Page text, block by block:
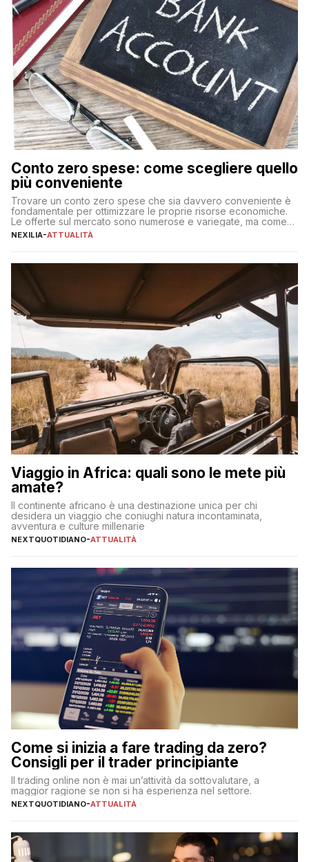
Conto zero spese: come scegliere quello
più conveniente
Trovare un conto zero spese che sia davvero conveniente è
fondamentale per ottimizzare le proprie risorse economiche.
Le offerte sul mercato sono numerose e variegate, ma come
individuare quella più adatta alle proprie esigenze senza
sul […]
NEXILIA-ATTUALITÀ
Viaggio in Africa: quali sono le mete più
amate?
Il continente africano è una destinazione unica per chi
desidera un viaggio che coniughi natura incontaminata,
avventura e culture millenarie
NEXTQUOTIDIANO-ATTUALITÀ
Come si inizia a fare trading da zero?
Consigli per il trader principiante
Il trading online non è mai un’attività da sottovalutare, a
maggior ragione se non si ha esperienza nel settore.
NEXTQUOTIDIANO-ATTUALITÀ